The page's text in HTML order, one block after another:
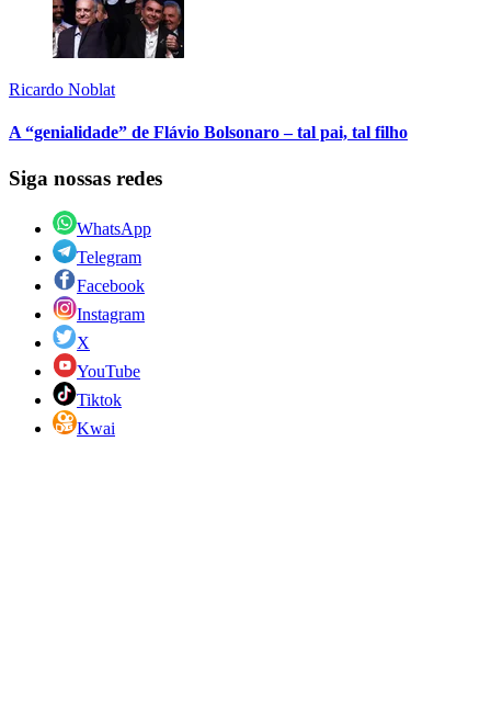
Ricardo Noblat
A “genialidade” de Flávio Bolsonaro – tal pai, tal filho
Siga nossas redes
WhatsApp
Telegram
Facebook
Instagram
X
YouTube
Tiktok
Kwai